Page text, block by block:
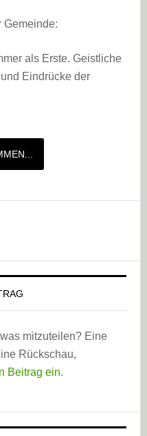
Gemeinde:
als Erste. Geistliche
Eindrücke der
mitzuteilen? Eine
Rückschau,
Beitrag ein.